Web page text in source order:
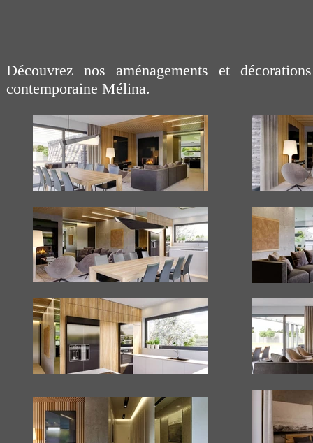
Découvrez nos aménagements et
contemporaine Mélina.